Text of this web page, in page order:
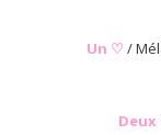
Un ♡ /